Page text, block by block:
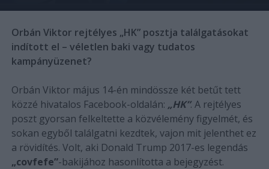
Orbán Viktor rejtélyes „HK” posztja találgatásokat
indított el – véletlen baki vagy tudatos
kampányüzenet?
Orbán Viktor május 14-én mindössze két betűt tett
közzé hivatalos Facebook-oldalán: „HK”. A rejtélyes
poszt gyorsan felkeltette a közvélemény figyelmét, és
sokan egyből találgatni kezdtek, vajon mit jelenthet ez
a rövidítés. Volt, aki Donald Trump 2017-es legendás
„covfefe”-bakijához hasonlította a bejegyzést.